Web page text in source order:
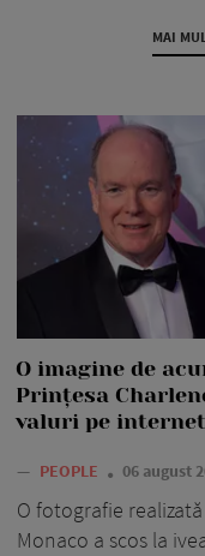
MAI
O imagine de
Prințesa
valuri pe
— PEOPLE 06 august
O fotografie
Monaco a scos la